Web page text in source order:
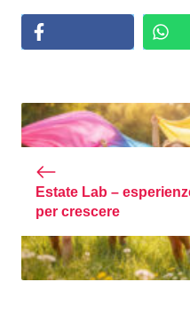
Estate Lab –
per crescere